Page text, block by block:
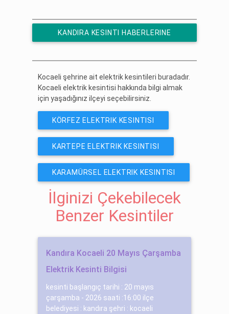
KANDIRA KESINTI HABERLERINE
Kocaeli şehrine ait elektrik kesintileri buradadır.
Kocaeli elektrik kesintisi hakkında bilgi almak
için yaşadığınız ilçeyi seçebilirsiniz.
KÖRFEZ ELEKTRIK KESINTISI
KARTEPE ELEKTRIK KESINTISI
KARAMÜRSEL ELEKTRIK KESINTISI
İlginizi Çekebilecek
Benzer Kesintiler
Kandıra Kocaeli 20 Mayıs Çarşamba
Elektrik Kesinti Bilgisi
kesinti başlangıç tarihi : 20 mayıs
çarşamba - 2026 saati :16:00 ilçe
belediyesi : kandıra şehri : kocaeli